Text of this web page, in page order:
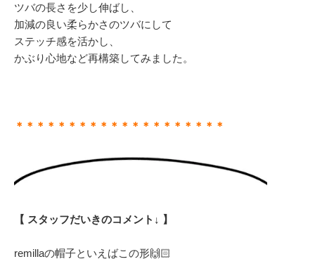
ツバの長さを少し伸ばし、
加減の良い柔らかさのツバにして
ステッチ感を活かし、
かぶり心地など再構築してみました。
＊＊＊＊＊＊＊＊＊＊＊＊＊＊＊＊＊＊＊＊
【 スタッフだいきのコメント↓ 】
remillaの帽子といえばこの形🙌🏻